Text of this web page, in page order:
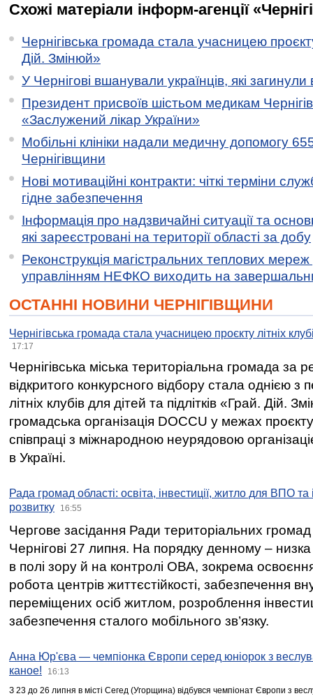
Схожі матеріали інформ-агенції
Чернігівська громада стала учасницею
Дій. Змінюй»
У Чернігові вшанували українців, які загинули
Президент присвоїв шістьом медикам
«Заслужений лікар України»
Мобільні клініки надали медичну допомогу
Чернігівщини
Нові мотиваційні контракти: чіткі терміни
гідне забезпечення
Інформація про надзвичайні ситуації та
які зареєстровані на території області за добу
Реконструкція магістральних теплових мереж
управлінням НЕФКО виходить на
ОСТАННІ НОВИНИ ЧЕРНІГІВЩИНИ
Чернігівська громада стала учасницею проєкту літніх
17:17
Чернігівська міська територіальна громада за
відкритого конкурсного відбору стала однією
літніх клубів для дітей та підлітків «Грай. Дій.
громадська організація DOCCU у межах
співпраці з міжнародною неурядовою
в Україні.
Рада громад області: освіта, інвестиції, житло для ВПО
розвитку
16:55
Чергове засідання Ради територіальних громад
Чернігові 27 липня. На порядку денному –
в полі зору й на контролі ОВА, зокрема освоєння
робота центрів життєстійкості, забезпечення
переміщених осіб житлом, розроблення
забезпечення сталого мобільного зв’язку.
Анна Юр'єва — чемпіонка Європи серед юніорок з
каное!
16:13
З 23 до 26 липня в місті Сегед (Угорщина) відбувся чемпіонат Європи з